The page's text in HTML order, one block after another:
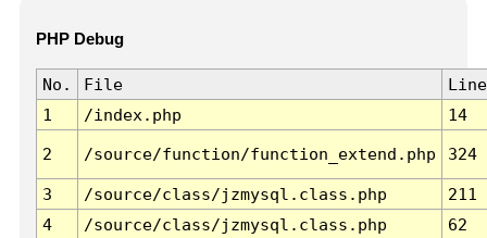
PHP Debug
No. File
Line
1
/index.php 14
2 /source/function/function_extend.php 324
3 /source/class/jzmysql.class.php
211
4
/source/class/jzmysql.class.php
62